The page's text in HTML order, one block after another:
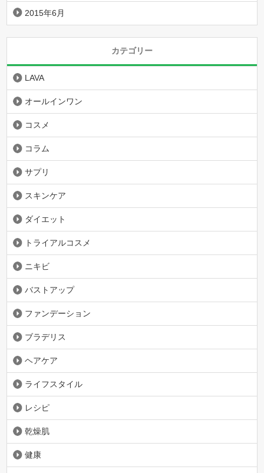
2015年6月
カテゴリー
LAVA
オールインワン
コスメ
コラム
サプリ
スキンケア
ダイエット
トライアルコスメ
ニキビ
バストアップ
ファンデーション
ブラデリス
ヘアケア
ライフスタイル
レシピ
乾燥肌
健康